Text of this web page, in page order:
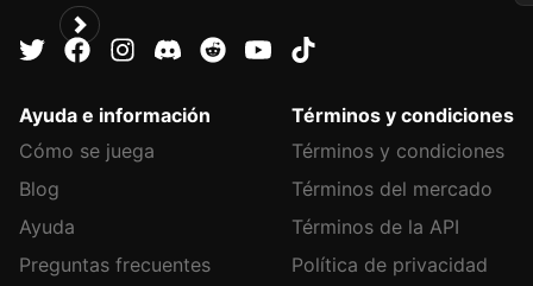
Ayuda e información
Cómo se juega
Blog
Ayuda
Preguntas frecuentes
Términos y condiciones
Términos y condiciones
Términos del mercado
Términos de la API
Política de privacidad